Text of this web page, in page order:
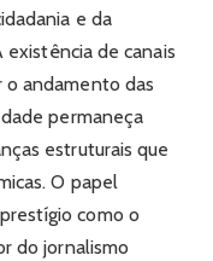
e da
de canais
o andamento das
permaneça
estruturais que
O papel
como o
do jornalismo